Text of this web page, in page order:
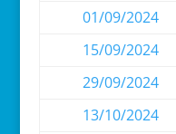
01/09/2024
15/09/2024
29/09/2024
13/10/2024